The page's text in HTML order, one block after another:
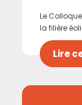
Le
la filière
Lire